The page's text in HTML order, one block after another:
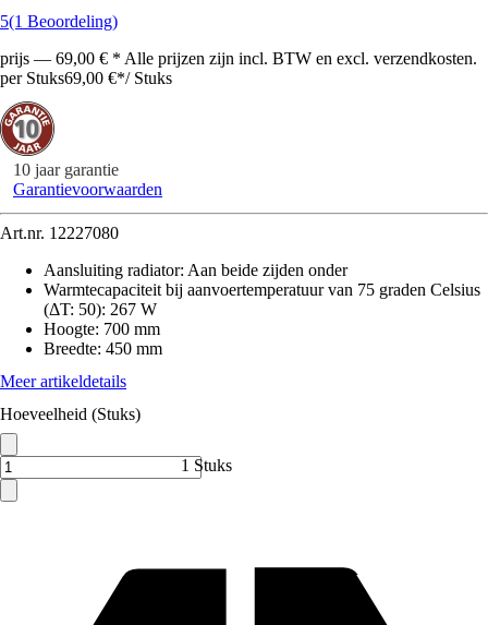
5(1 Beoordeling)
prijs — 69,00 € * Alle prijzen zijn incl. BTW en excl. verzendkosten.
per Stuks69,00 €*/ Stuks
10 jaar garantie
Garantievoorwaarden
Art.nr. 12227080
Aansluiting radiator: Aan beide zijden onder
Warmtecapaciteit bij aanvoertemperatuur van 75 graden Celsius
(ΔT: 50): 267 W
Hoogte: 700 mm
Breedte: 450 mm
Meer artikeldetails
Hoeveelheid (Stuks)
1 Stuks